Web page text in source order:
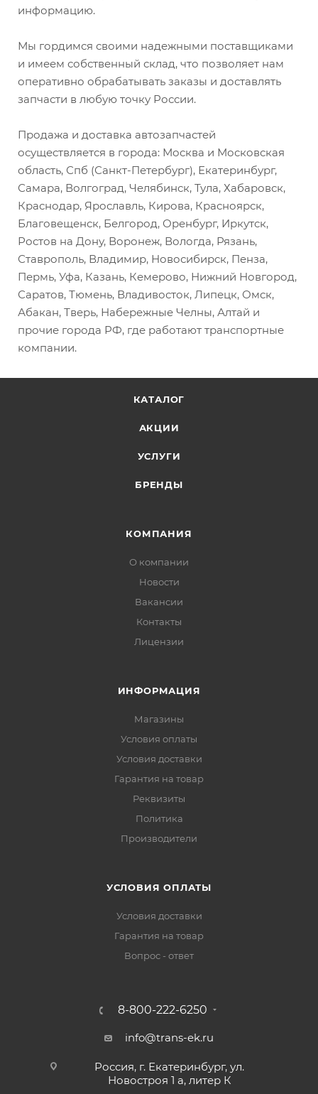
информацию.
Мы гордимся своими надежными поставщиками
и имеем собственный склад, что позволяет нам
оперативно обрабатывать заказы и доставлять
запчасти в любую точку России.
Продажа и доставка автозапчастей
осуществляется в города: Москва и Московская
область, Спб (Санкт-Петербург), Екатеринбург,
Самара, Волгоград, Челябинск, Тула, Хабаровск,
Краснодар, Ярославль, Кирова, Красноярск,
Благовещенск, Белгород, Оренбург, Иркутск,
Ростов на Дону, Воронеж, Вологда, Рязань,
Ставрополь, Владимир, Новосибирск, Пенза,
Пермь, Уфа, Казань, Кемерово, Нижний Новгород,
Саратов, Тюмень, Владивосток, Липецк, Омск,
Абакан, Тверь, Набережные Челны, Алтай и
прочие города РФ, где работают транспортные
компании.
КАТАЛОГ
АКЦИИ
УСЛУГИ
БРЕНДЫ
КОМПАНИЯ
О компании
Новости
Вакансии
Контакты
Лицензии
ИНФОРМАЦИЯ
Магазины
Условия оплаты
Условия доставки
Гарантия на товар
Реквизиты
Политика
Производители
УСЛОВИЯ ОПЛАТЫ
Условия доставки
Гарантия на товар
Вопрос - ответ
8-800-222-6250
info@trans-ek.ru
Россия, г. Екатеринбург, ул.
Новостроя 1 а, литер К